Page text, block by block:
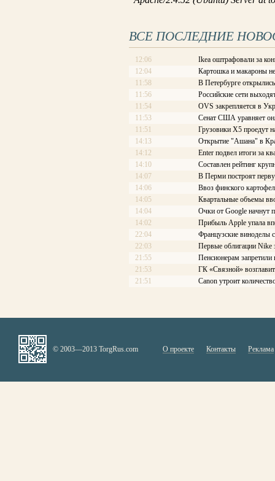
ВСЕ ПОСЛЕДНИЕ
12:06
Ikea оштрафовали за
12:04
Картошка и макароны
11:58
В Петербурге
11:56
Российские сети
11:54
OVS закрепляется в
11:53
Сенат США уравняет
11:51
Грузовики Х5
14:13
Открытие "Ашана" в
14:12
Enter подвел итоги за
14:10
Составлен рейтинг
14:07
В Перми построят
14:06
Ввоз финского
14:05
Квартальные объемы
14:04
Очки от Google начнут
14:02
Прибыль Apple упала
22:04
Французские виноделы
22:03
Первые облигации Nike
21:55
Пенсионерам запретили
21:53
ГК «Связной»
21:51
Canon утроит
© 2003—2013 TorgRus.com О проекте Контакты Реклама